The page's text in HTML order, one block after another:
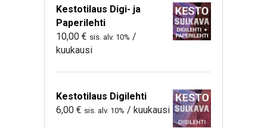
Kestotilaus Digi- ja
Paperilehti
10,00 € sis. alv. 10% /
kuukausi
Kestotilaus Digilehti
6,00 € sis. alv. 10% / kuukausi